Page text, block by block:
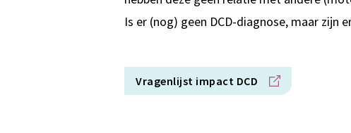
Is er (nog) geen DCD-diagnose, maar
Vragenlijst impact DCD